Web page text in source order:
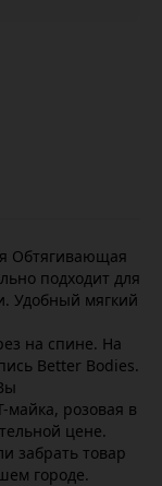
Обтягивающая
подходит для
Удобный мягкий
на спине. На
Better Bodies.
майка, розовая в
цене.
забрать товар
городе.